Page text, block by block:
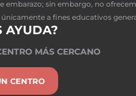
embarazo; sin embargo, no
a fines educativos
AYUDA?
MÁS CERCANO
CENTRO